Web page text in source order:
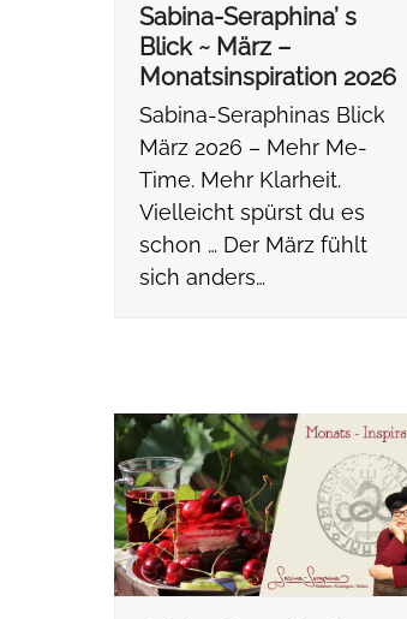
Sabina-Seraphina’ s
Blick ~ März –
Monatsinspiration 2026
Sabina-Seraphinas Blick
März 2026 – Mehr Me-
Time. Mehr Klarheit.
Vielleicht spürst du es
schon … Der März fühlt
sich anders…